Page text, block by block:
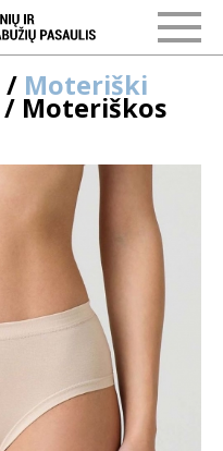
/ Moteriški
/ Moteriškos